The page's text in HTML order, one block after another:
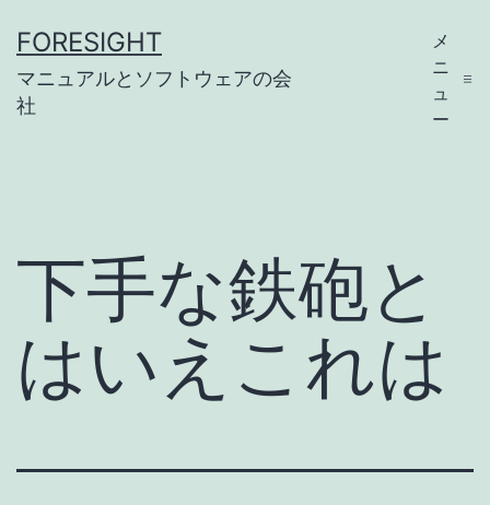
ン
テ
FORESIGHT
マニュアルとソフトウェアの会
社
メ
ニ
ュ
ー
下手な鉄砲と
はいえこれは